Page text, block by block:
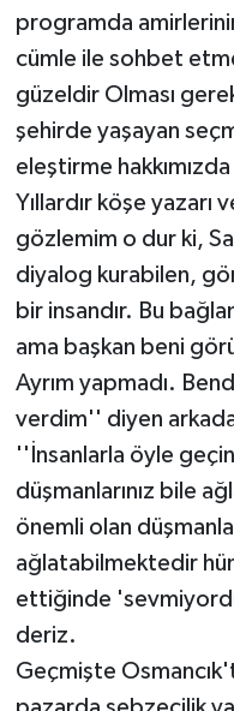
programda
cümle ile sohbet
güzeldir Olması
şehirde yaşayan
eleştirme
Yıllardır köşe yazarı
gözlemim o dur ki,
diyalog kurabilen,
bir insandır. Bu
ama başkan beni
Ayrım yapmadı.
verdim'' diyen
''İnsanlarla öyle
düşmanlarınız bile
önemli olan
ağlatabilmektedir
ettiğinde
deriz.
Geçmişte